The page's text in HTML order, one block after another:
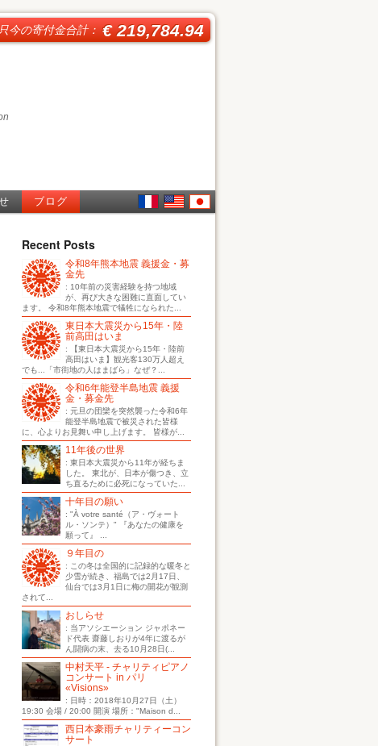
只今の寄付金合計：€ 219,784.94
ブログ
Recent Posts
令和8年熊本地震 義援金・募
金先
: 10年前の災害経験を持つ地域
が、再び大きな困難に直面してい
ます。 令和8年熊本地震で犠牲になられた...
東日本大震災から15年・陸
前高田はいま
: 【東日本大震災から15年・陸前
高田はいま】観光客130万人超え
でも...「市街地の人はまばら」なぜ？...
令和6年能登半島地震 義援
金・募金先
: 元旦の団欒を突然襲った令和6年
能登半島地震で被災された皆様
に、心よりお見舞い申し上げます。 皆様が...
11年後の世界
: 東日本大震災から11年が経ちま
した。 東北が、日本が傷つき、立
ち直るために必死になっていた...
十年目の願い
: "À votre santé（ア・ヴォート
ル・ソンテ）" 『あなたの健康を
願って』 ...
９年目の
: この冬は全国的に記録的な暖冬と
少雪が続き、福島では2月17日、
仙台では3月1日に梅の開花が観測
されて...
おしらせ
: 当アソシエーション ジャポネー
ド代表 齋藤しおりが4年に渡るが
ん闘病の末、去る10月28日(...
中村天平 - チャリティピアノ
コンサート in パリ
«Visions»
: 日時：2018年10月27日（土）
19:30 会場 / 20:00 開演 場所："Maison d...
西日本豪雨チャリティーコン
サート